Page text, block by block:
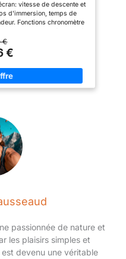
brassard, réduisant ainsi la
résistance et l'encombrement.
Son impressionnante autonomie
l'utilisateur, vous garantissent
aventures de plongée. CRESSI,
Développe avec passion des
vitesse de descente et
d'immersion, temps de
Fonctions chronomètre
pile CR2032 standard et est
Écran rétroéclairé.
€
€
passionnée de nature et
les plaisirs simples et
est devenu une véritable